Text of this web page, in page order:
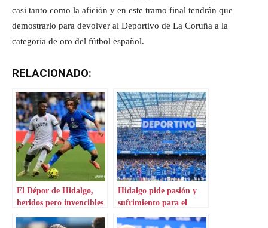
casi tanto como la afición y en este tramo final tendrán que
demostrarlo para devolver al Deportivo de La Coruña a la
categoría de oro del fútbol español.
RELACIONADO:
El Dépor de Hidalgo,
heridos pero invencibles
Hidalgo pide pasión y
sufrimiento para el